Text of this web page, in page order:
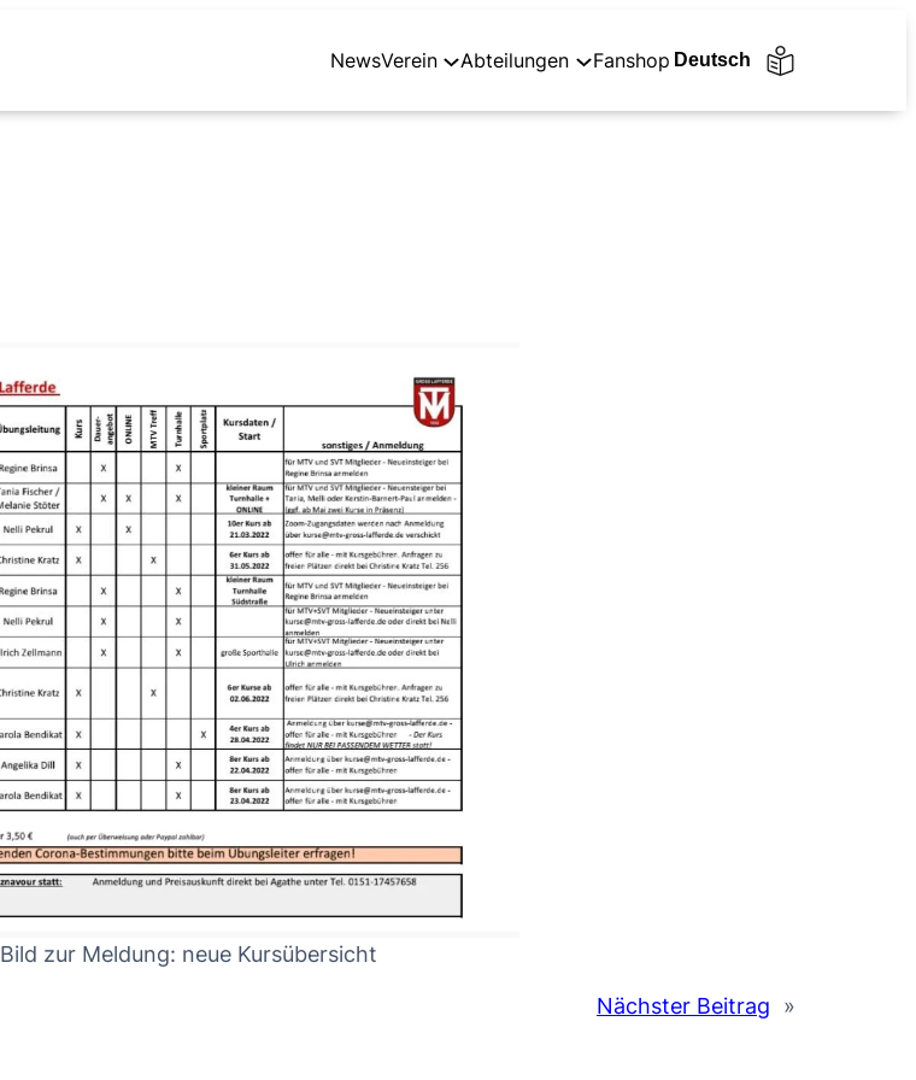
NewsVerein Abteilungen Fanshop
Startet fit in den Frühling mit unseren Sportangeboten! Bild zur Meldung: neue Kursübersicht
Nächster Beitrag »